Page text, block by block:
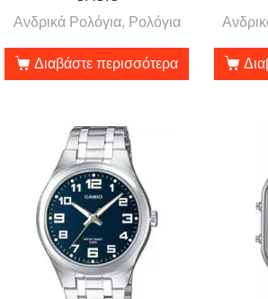
Ανδρικά Ρολόγια, Ρολόγια
Διαβάστε περισσότερα